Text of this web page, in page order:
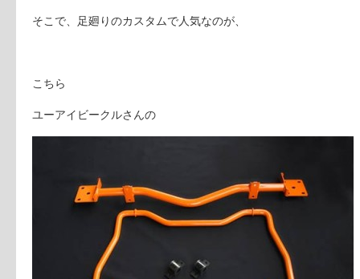
そこで、足廻りのカスタムで人気なのが、
こちら
ユーアイビークルさんの